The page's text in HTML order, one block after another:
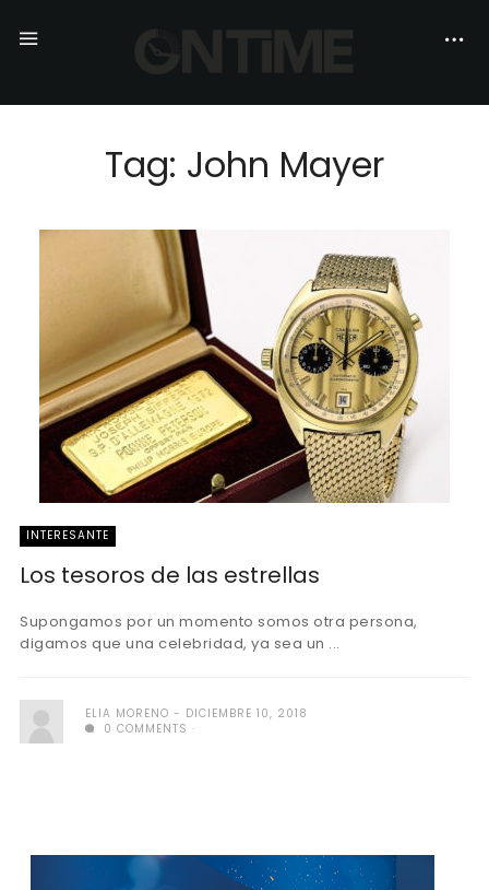
Tag: John Mayer
INTERESANTE
Los tesoros de las estrellas
Supongamos por un momento somos otra persona,
digamos que una celebridad, ya sea un ...
ELIA MORENO
DICIEMBRE 10, 2018
0 COMMENTS